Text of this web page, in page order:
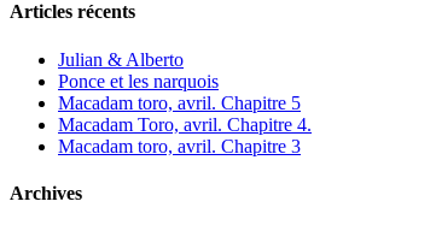
Articles récents
Julian & Alberto
Ponce et les narquois
Macadam toro, avril. Chapitre 5
Macadam Toro, avril. Chapitre 4.
Macadam toro, avril. Chapitre 3
Archives